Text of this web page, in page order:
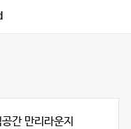
간 만리라운지